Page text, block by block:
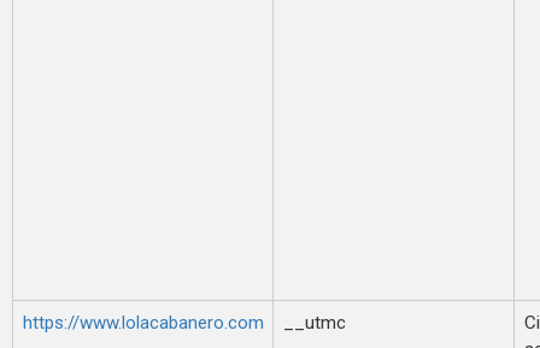
https://www.lolacabanero.com __utmc